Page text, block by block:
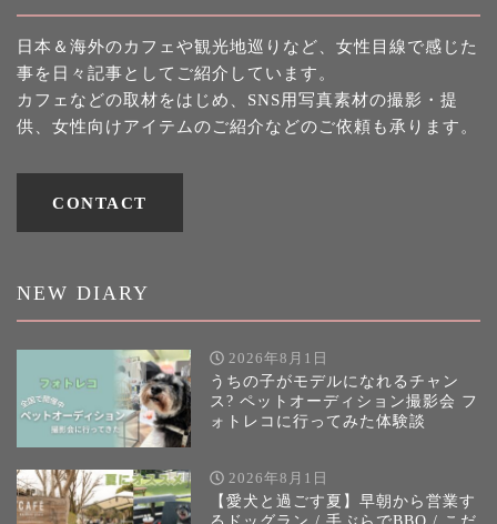
日本＆海外のカフェや観光地巡りなど、女性目線で感じた
事を日々記事としてご紹介しています。
カフェなどの取材をはじめ、SNS用写真素材の撮影・提
供、女性向けアイテムのご紹介などのご依頼も承ります。
CONTACT
NEW DIARY
2026年8月1日
うちの子がモデルになれるチャン
ス? ペットオーディション撮影会 フ
ォトレコに行ってみた体験談
2026年8月1日
【愛犬と過ごす夏】早朝から営業す